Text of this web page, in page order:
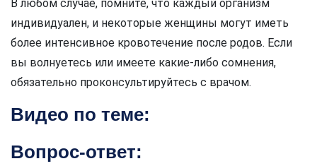
В любом случае, помните, что каждый организм
индивидуален, и некоторые женщины могут иметь
более интенсивное кровотечение после родов. Если
вы волнуетесь или имеете какие-либо сомнения,
обязательно проконсультируйтесь с врачом.
Видео по теме:
Вопрос-ответ: